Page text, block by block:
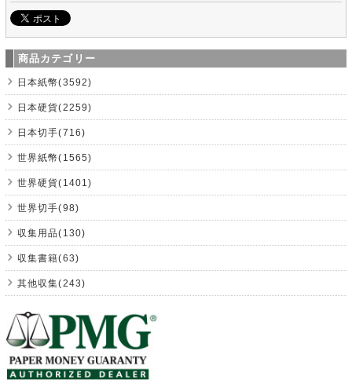
商品カテゴリー
日本紙幣(3592)
日本硬貨(2259)
日本切手(716)
世界紙幣(1565)
世界硬貨(1401)
世界切手(98)
収集用品(130)
収集書籍(63)
其他収集(243)